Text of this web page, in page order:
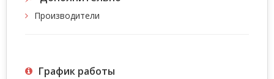
Производители
График работы